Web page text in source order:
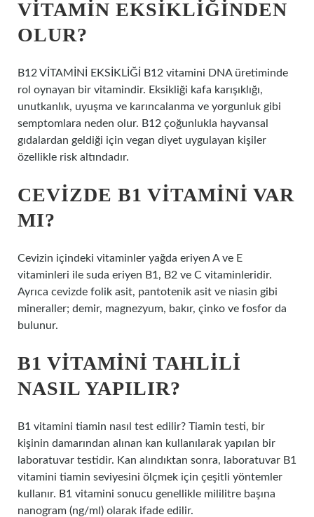
VITAMIN EKSIKLIĞINDEN
OLUR?
B12 VİTAMİNİ EKSİKLİĞİ B12 vitamini DNA üretiminde
rol oynayan bir vitamindir. Eksikliği kafa karışıklığı,
unutkanlık, uyuşma ve karıncalanma ve yorgunluk gibi
semptomlara neden olur. B12 çoğunlukla hayvansal
gıdalardan geldiği için vegan diyet uygulayan kişiler
özellikle risk altındadır.
CEVIZDE B1 VITAMINI VAR
MI?
Cevizin içindeki vitaminler yağda eriyen A ve E
vitaminleri ile suda eriyen B1, B2 ve C vitaminleridir.
Ayrıca cevizde folik asit, pantotenik asit ve niasin gibi
mineraller; demir, magnezyum, bakır, çinko ve fosfor da
bulunur.
B1 VITAMINI TAHLILI
NASIL YAPILIR?
B1 vitamini tiamin nasıl test edilir? Tiamin testi, bir
kişinin damarından alınan kan kullanılarak yapılan bir
laboratuvar testidir. Kan alındıktan sonra, laboratuvar B1
vitamini tiamin seviyesini ölçmek için çeşitli yöntemler
kullanır. B1 vitamini sonucu genellikle mililitre başına
nanogram (ng/ml) olarak ifade edilir.